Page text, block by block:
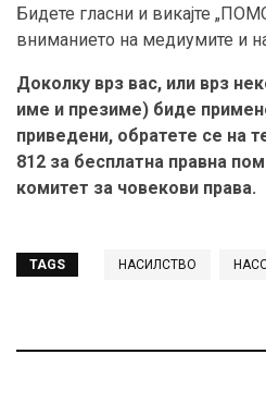
Бидете гласни и викајте
вниманието на медиумите и
Доколку врз вас, или врз
име и презиме) биде
приведени, обратете се на
812 за бесплатна правна
комитет за човекови права.
TAGS НАСИЛСТВО